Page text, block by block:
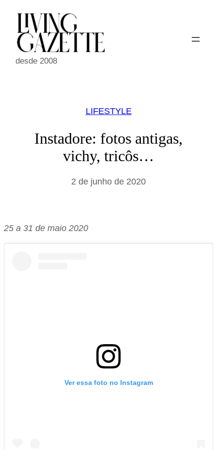
conteúdo
desde 2008
LIFESTYLE
Instadore: fotos antigas,
vichy, tricôs…
2 de junho de 2020
25 a 31 de maio 2020
Ver essa foto no Instagram